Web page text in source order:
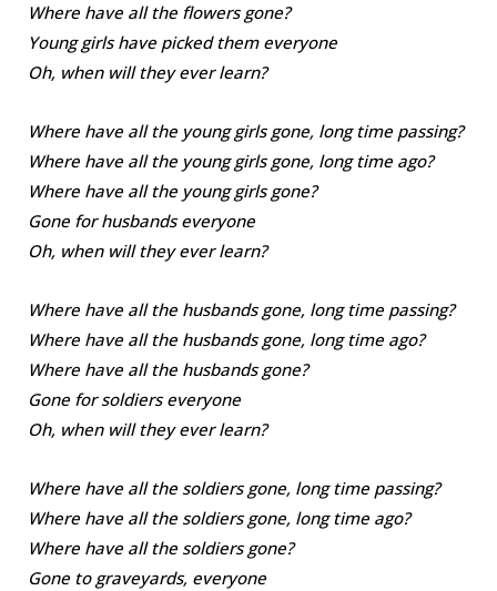
Where have all the flowers gone?
Young girls have picked them everyone
Oh, when will they ever learn?
Where have all the young girls gone, long time passing?
Where have all the young girls gone, long time ago?
Where have all the young girls gone?
Gone for husbands everyone
Oh, when will they ever learn?
Where have all the husbands gone, long time passing?
Where have all the husbands gone, long time ago?
Where have all the husbands gone?
Gone for soldiers everyone
Oh, when will they ever learn?
Where have all the soldiers gone, long time passing?
Where have all the soldiers gone, long time ago?
Where have all the soldiers gone?
Gone to graveyards, everyone